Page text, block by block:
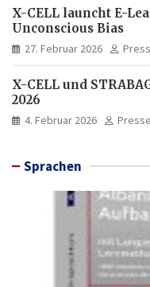
X-CELL launcht E-
Unconscious Bias
27. Februar 2026
X-CELL und
2026
4. Februar 2026 Presse
Sprachen